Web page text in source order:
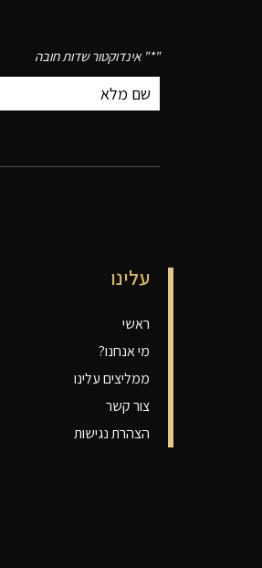
"
*" אינדוקטור שדות חובה
עלינו
ראשי
מי אנחנו?
ממליצים עלינו
צור קשר
הצהרת נגישות